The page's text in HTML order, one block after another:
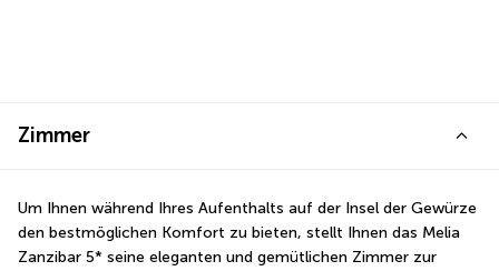
Zimmer
Um Ihnen während Ihres Aufenthalts auf der Insel der Gewürze
den bestmöglichen Komfort zu bieten, stellt Ihnen das Melia
Zanzibar 5* seine eleganten und gemütlichen Zimmer zur